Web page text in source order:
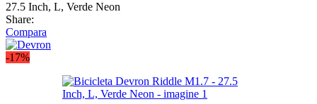
27.5 Inch, L, Verde Neon
Share:
Compara
-17%